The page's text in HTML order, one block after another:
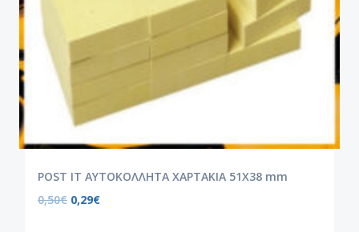
POST IT ΑΥΤΟΚΟΛΛΗΤΑ ΧΑΡΤΑΚΙΑ 51X38 mm
0,50€ 0,29€